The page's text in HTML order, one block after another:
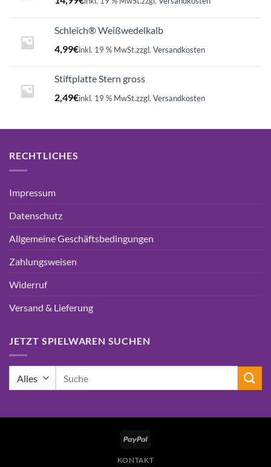
Schleich® Weißwedelkalb
4,99€inkl. 19 % MwSt.zzgl. Versandkosten
Stiftplatte Stern gross
2,49€inkl. 19 % MwSt.zzgl. Versandkosten
RECHTLICHES
Impressum
Datenschutz
Allgemeine Geschäftsbedingungen
Zahlungsweisen
Widerruf
Versand & Lieferung
JETZT SPIELWAREN SUCHEN
PayPal
KONTAKT